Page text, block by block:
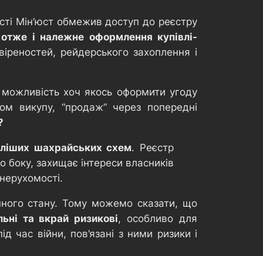
Мін’юст обмежив доступ до реєстру
і належне оформлення купівлі-
рейдерського захоплення і
хоч якось оформити угоду
викупу, “продаж” через попередні
шахрайських схем. Реєстр
боку, захищає інтереси власників
стану. Тому можемо сказати, що
та вкрай ризикові, особливо для
час війни, пов’язані з ними ризики і